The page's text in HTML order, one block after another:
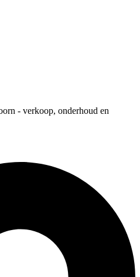
- verkoop, onderhoud en